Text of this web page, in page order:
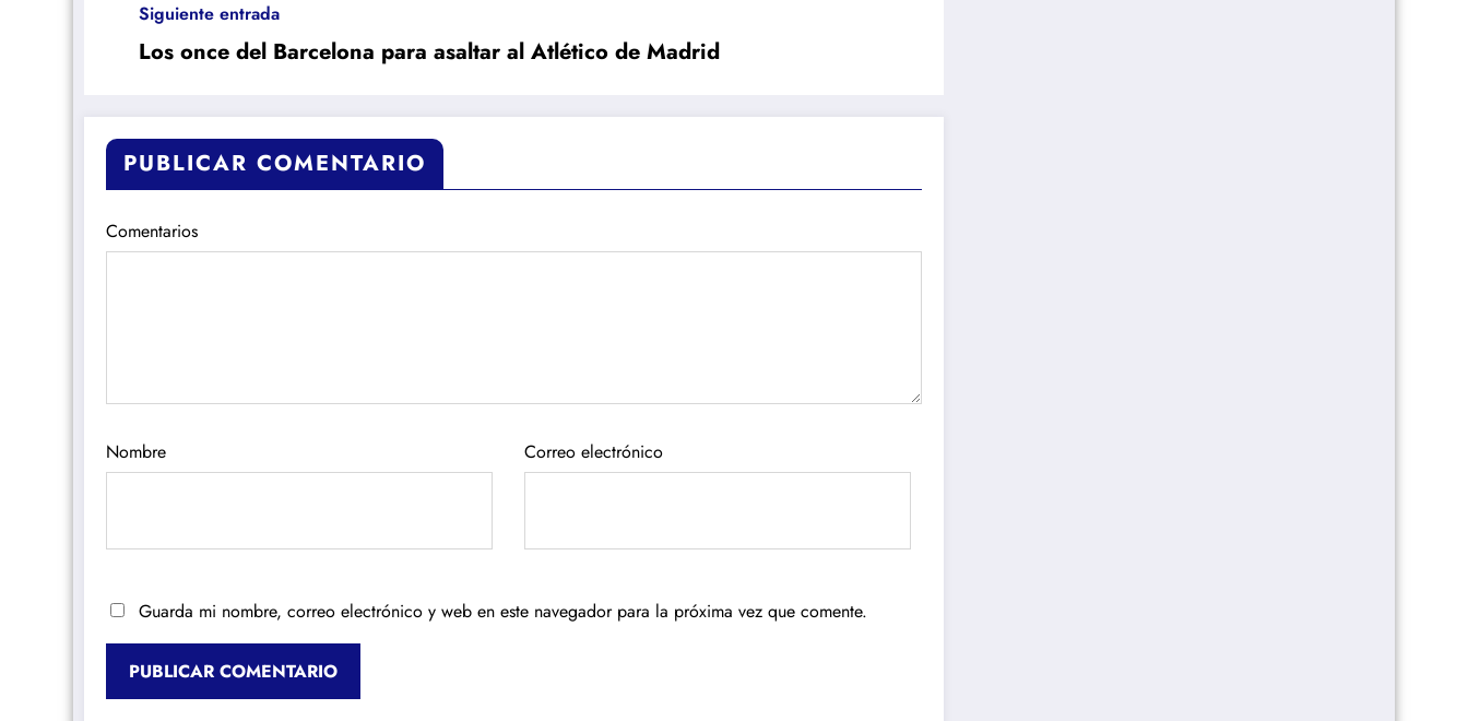
Siguiente entrada
Los once del Barcelona para asaltar al Atlético de Madrid
PUBLICAR COMENTARIO
Comentarios
Nombre Correo electrónico
Guarda mi nombre, correo electrónico y web en este navegador para la próxima vez que comente.